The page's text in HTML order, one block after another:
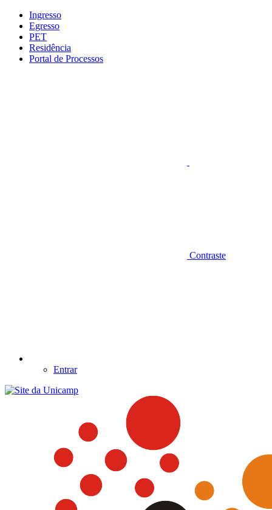
Conteúdo principal
Ingresso
Egresso
PET
Residência
Portal de Processos
Contraste
Entrar